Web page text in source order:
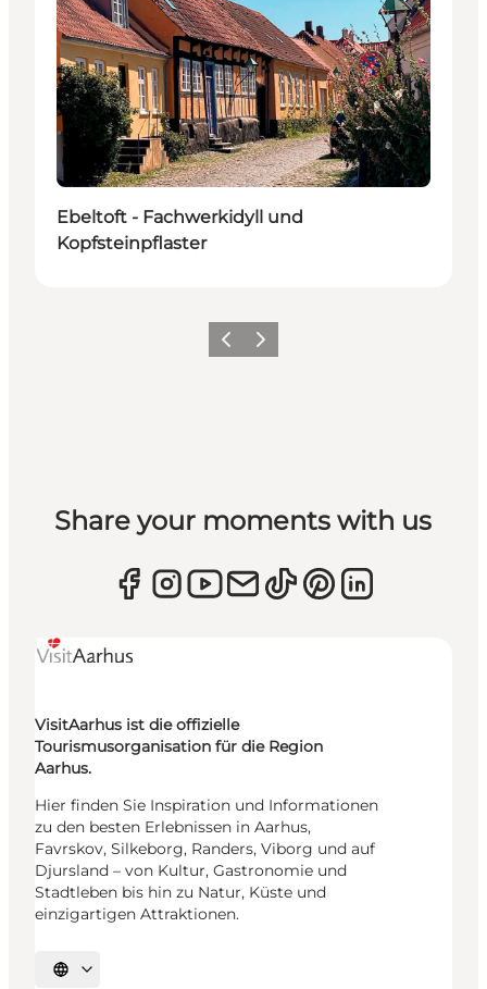
Ebeltoft - Fachwerkidyll und
Kopfsteinpflaster
ZurückWeiter
Share your moments with us
VisitAarhus ist die offizielle
Tourismusorganisation für die Region
Aarhus.
Hier finden Sie Inspiration und Informationen
zu den besten Erlebnissen in Aarhus,
Favrskov, Silkeborg, Randers, Viborg und auf
Djursland – von Kultur, Gastronomie und
Stadtleben bis hin zu Natur, Küste und
einzigartigen Attraktionen.
Sprache auswählen